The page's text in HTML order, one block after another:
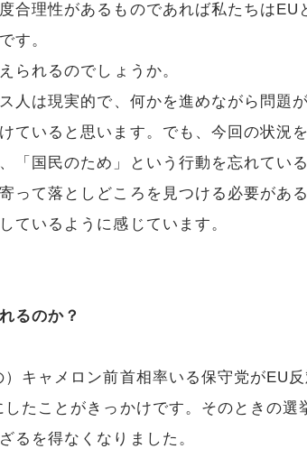
合理性があるものであれば私たちはEU
す。
られるのでしょうか。
人は現実的で、何かを進めながら問題
ていると思います。でも、今回の状況
「国民のため」という行動を忘れてい
って落としどころを見つける必要があ
ているように感じています。
るのか？
キャメロン前首相率いる保守党がEU反
たことがきっかけです。そのときの選
るを得なくなりました。